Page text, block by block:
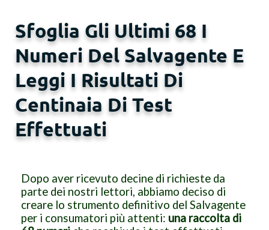
Sfoglia Gli Ultimi 68 I
Numeri Del Salvagente E
Leggi I Risultati Di
Centinaia Di Test
Effettuati
Dopo aver ricevuto decine di richieste da
parte dei nostri lettori, abbiamo deciso di
creare lo strumento definitivo del Salvagente
per i consumatori più attenti: una raccolta di